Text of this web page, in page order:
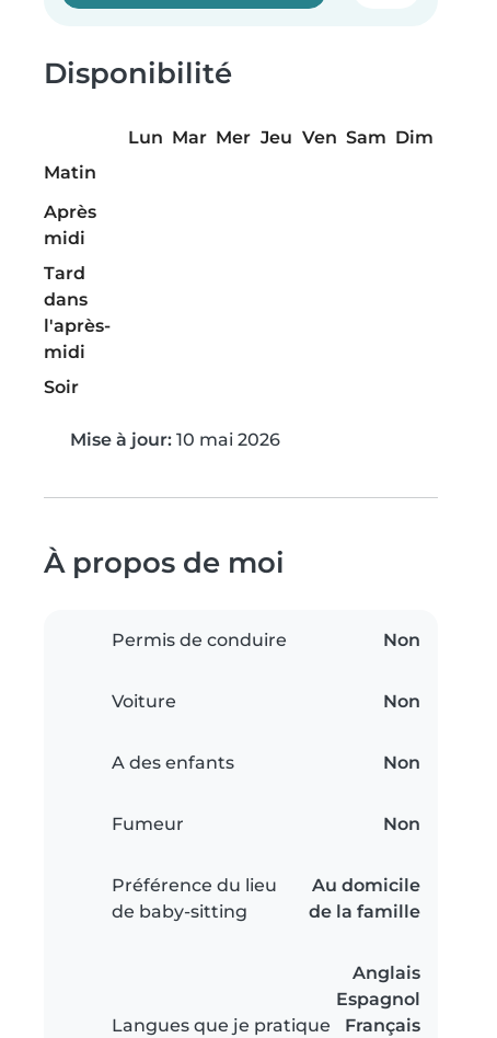
Disponibilité
Lun Mar Mer Jeu Ven Sam Dim
Matin
Après
midi
Tard
dans
l'après-
midi
Soir
Mise à jour: 10 mai 2026
À propos de moi
Permis de conduire Non
Voiture Non
A des enfants Non
Fumeur Non
Préférence du lieu
de baby-sitting
Au domicile
de la famille
Langues que je pratique
Anglais
Espagnol
Français